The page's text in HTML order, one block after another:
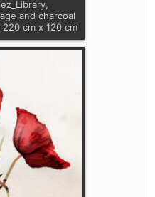
and charcoal
cm x 120 cm